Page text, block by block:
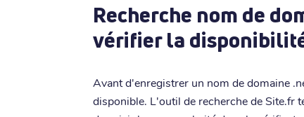
Recherche nom de
vérifier la
Avant d'enregistrer un nom de domaine
disponible. L'outil de recherche de Site.fr